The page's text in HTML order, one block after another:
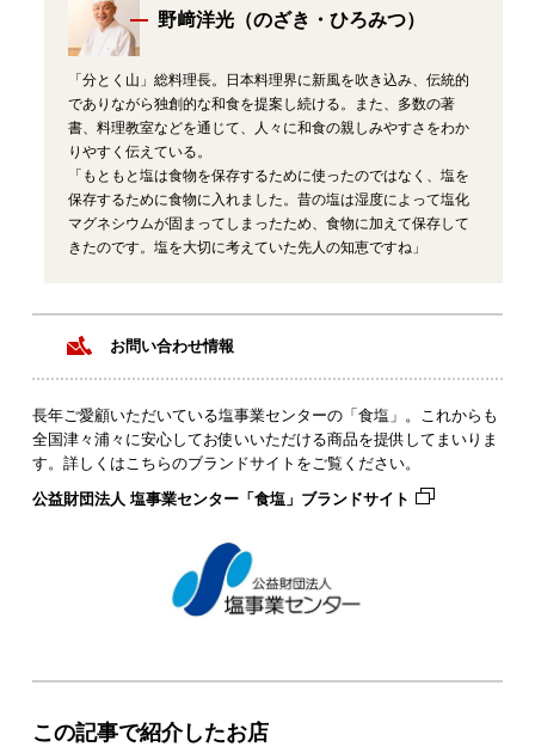
野﨑洋光（のざき・ひろみつ）
「分とく山」総料理長。日本料理界に新風を吹き込み、伝統的
でありながら独創的な和食を提案し続ける。また、多数の著
書、料理教室などを通じて、人々に和食の親しみやすさをわか
りやすく伝えている。
「もともと塩は食物を保存するために使ったのではなく、塩を
保存するために食物に入れました。昔の塩は湿度によって塩化
マグネシウムが固まってしまったため、食物に加えて保存して
きたのです。塩を大切に考えていた先人の知恵ですね」
お問い合わせ情報
長年ご愛顧いただいている塩事業センターの「食塩」。これからも
全国津々浦々に安心してお使いいただける商品を提供してまいりま
す。詳しくはこちらのブランドサイトをご覧ください。
公益財団法人 塩事業センター「食塩」ブランドサイト
この記事で紹介したお店